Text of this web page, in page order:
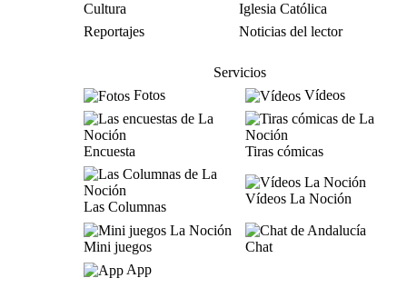
Cultura
Iglesia Católica
Reportajes
Noticias del lector
Servicios
Fotos
Vídeos
Encuesta Tiras cómicas
Las Columnas
Vídeos La Noción
Mini juegos
Chat
App